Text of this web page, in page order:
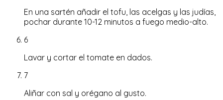
En una sartén añadir el tofu, las acelgas y las judías,
pochar durante 10-12 minutos a fuego medio-alto.
6
Lavar y cortar el tomate en dados.
7
Aliñar con sal y orégano al gusto.